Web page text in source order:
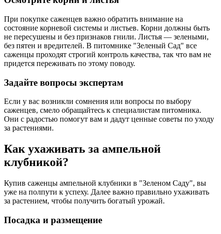
При покупке саженцев важно обратить внимание на
состояние корневой системы и листьев. Корни должны быть
не пересушены и без признаков гнили. Листья — зелеными,
без пятен и вредителей. В питомнике "Зеленый Сад" все
саженцы проходят строгий контроль качества, так что вам не
придется переживать по этому поводу.
Задайте вопросы экспертам
Если у вас возникли сомнения или вопросы по выбору
саженцев, смело обращайтесь к специалистам питомника.
Они с радостью помогут вам и дадут ценные советы по уходу
за растениями.
Как ухаживать за ампельной
клубникой?
Купив саженцы ампельной клубники в "Зеленом Саду", вы
уже на полпути к успеху. Далее важно правильно ухаживать
за растением, чтобы получить богатый урожай.
Посадка и размещение